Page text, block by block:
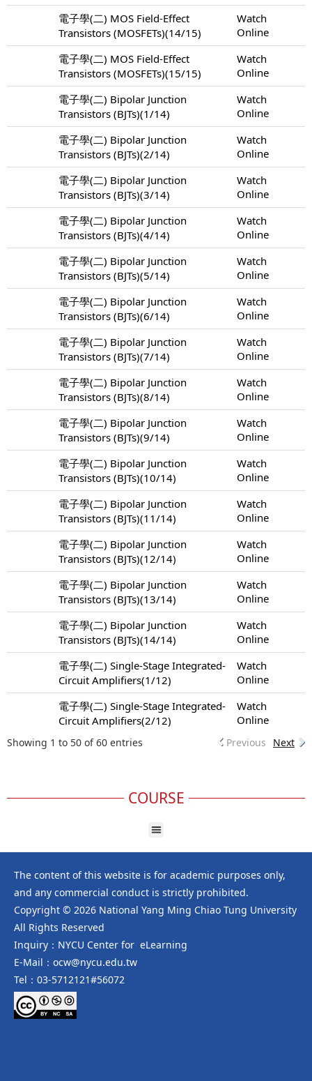
電子學(二) MOS Field-Effect
Transistors (MOSFETs)(14/15)
Watch
Online
電子學(二) MOS Field-Effect
Transistors (MOSFETs)(15/15)
Watch
Online
電子學(二) Bipolar Junction
Transistors (BJTs)(1/14)
Watch
Online
電子學(二) Bipolar Junction
Transistors (BJTs)(2/14)
Watch
Online
電子學(二) Bipolar Junction
Transistors (BJTs)(3/14)
Watch
Online
電子學(二) Bipolar Junction
Transistors (BJTs)(4/14)
Watch
Online
電子學(二) Bipolar Junction
Transistors (BJTs)(5/14)
Watch
Online
電子學(二) Bipolar Junction
Transistors (BJTs)(6/14)
Watch
Online
電子學(二) Bipolar Junction
Transistors (BJTs)(7/14)
Watch
Online
電子學(二) Bipolar Junction
Transistors (BJTs)(8/14)
Watch
Online
電子學(二) Bipolar Junction
Transistors (BJTs)(9/14)
Watch
Online
電子學(二) Bipolar Junction
Transistors (BJTs)(10/14)
Watch
Online
電子學(二) Bipolar Junction
Transistors (BJTs)(11/14)
Watch
Online
電子學(二) Bipolar Junction
Transistors (BJTs)(12/14)
Watch
Online
電子學(二) Bipolar Junction
Transistors (BJTs)(13/14)
Watch
Online
電子學(二) Bipolar Junction
Transistors (BJTs)(14/14)
Watch
Online
電子學(二) Single-Stage Integrated-
Circuit Amplifiers(1/12)
Watch
Online
電子學(二) Single-Stage Integrated-
Circuit Amplifiers(2/12)
Watch
Online
Showing 1 to 50 of 60 entries Previous Next
COURSE
The content of this website is for academic purposes only,
and any commercial conduct is strictly prohibited.
Copyright © 2026 National Yang Ming Chiao Tung University
All Rights Reserved
Inquiry：NYCU Center for eLearning
E-Mail：ocw@nycu.edu.tw
Tel：03-5712121#56072